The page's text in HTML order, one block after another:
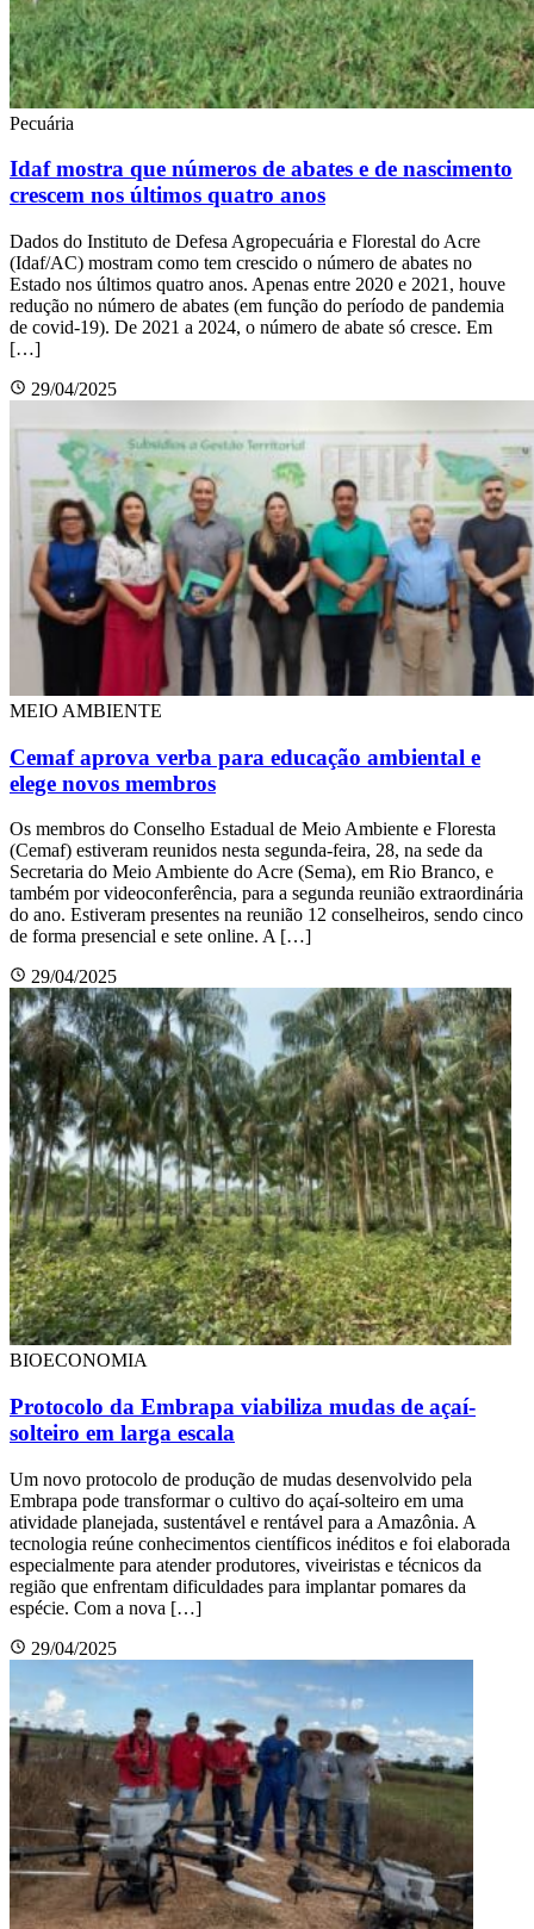
Pecuária
Idaf mostra que números de abates e de nascimento
crescem nos últimos quatro anos
Dados do Instituto de Defesa Agropecuária e Florestal do Acre
(Idaf/AC) mostram como tem crescido o número de abates no
Estado nos últimos quatro anos. Apenas entre 2020 e 2021, houve
redução no número de abates (em função do período de pandemia
de covid-19). De 2021 a 2024, o número de abate só cresce. Em
[…]
29/04/2025
MEIO AMBIENTE
Cemaf aprova verba para educação ambiental e
elege novos membros
Os membros do Conselho Estadual de Meio Ambiente e Floresta
(Cemaf) estiveram reunidos nesta segunda-feira, 28, na sede da
Secretaria do Meio Ambiente do Acre (Sema), em Rio Branco, e
também por videoconferência, para a segunda reunião extraordinária
do ano. Estiveram presentes na reunião 12 conselheiros, sendo cinco
de forma presencial e sete online. A […]
29/04/2025
BIOECONOMIA
Protocolo da Embrapa viabiliza mudas de açaí-
solteiro em larga escala
Um novo protocolo de produção de mudas desenvolvido pela
Embrapa pode transformar o cultivo do açaí-solteiro em uma
atividade planejada, sustentável e rentável para a Amazônia. A
tecnologia reúne conhecimentos científicos inéditos e foi elaborada
especialmente para atender produtores, viveiristas e técnicos da
região que enfrentam dificuldades para implantar pomares da
espécie. Com a nova […]
29/04/2025